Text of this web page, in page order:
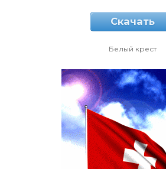
Скачать
Белый крест